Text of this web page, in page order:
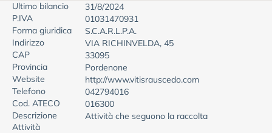
Ultimo bilancio
31/8/2024
P.IVA
01031470931
Forma giuridica
S.C.A.R.L.P.A.
Indirizzo
VIA RICHINVELDA, 45
CAP
33095
Provincia
Pordenone
Website
http://www.vitisrauscedo.com
Telefono
042794016
Cod. ATECO
016300
Descrizione
Attività
Attività che seguono la raccolta